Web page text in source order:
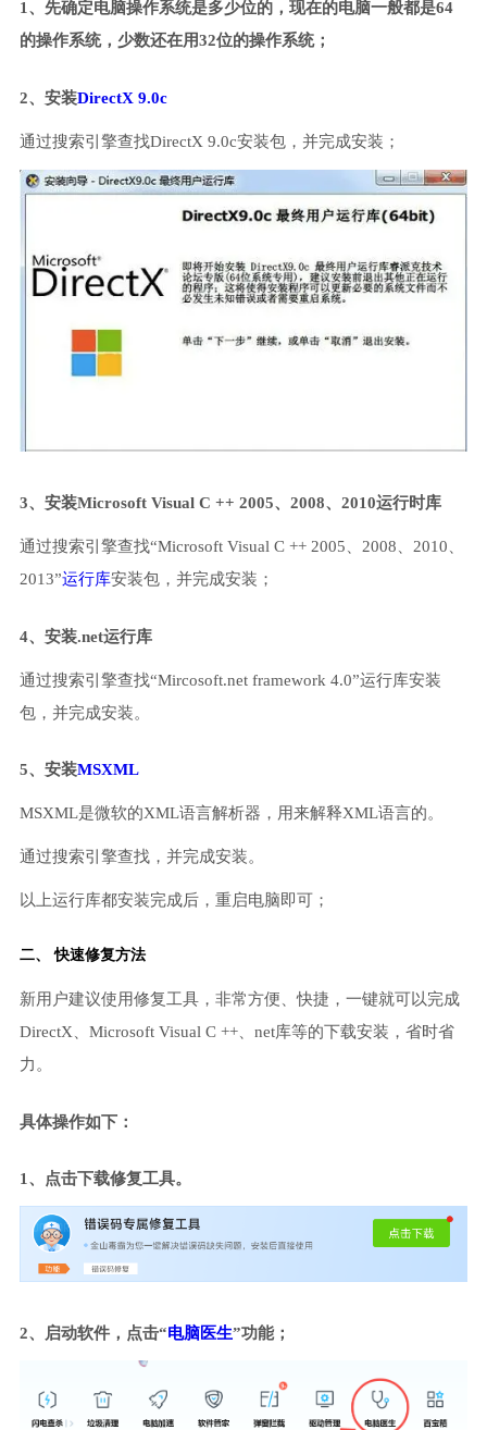
1、先确定电脑操作系统是多少位的，现在的电脑一般都是64
的操作系统，少数还在用32位的操作系统；
2、安装DirectX 9.0c
通过搜索引擎查找DirectX 9.0c安装包，并完成安装；
3、安装Microsoft Visual C ++ 2005、2008、2010运行时库
通过搜索引擎查找“Microsoft Visual C ++ 2005、2008、2010、
2013”运行库安装包，并完成安装；
4、安装.net运行库
通过搜索引擎查找“Mircosoft.net framework 4.0”运行库安装
包，并完成安装。
5、安装MSXML
MSXML是微软的XML语言解析器，用来解释XML语言的。
通过搜索引擎查找，并完成安装。
以上运行库都安装完成后，重启电脑即可；
二、 快速修复方法
新用户建议使用修复工具，非常方便、快捷，一键就可以完成
DirectX、Microsoft Visual C ++、net库等的下载安装，省时省
力。
具体操作如下：
1、点击下载修复工具。
2、启动软件，点击“电脑医生”功能；